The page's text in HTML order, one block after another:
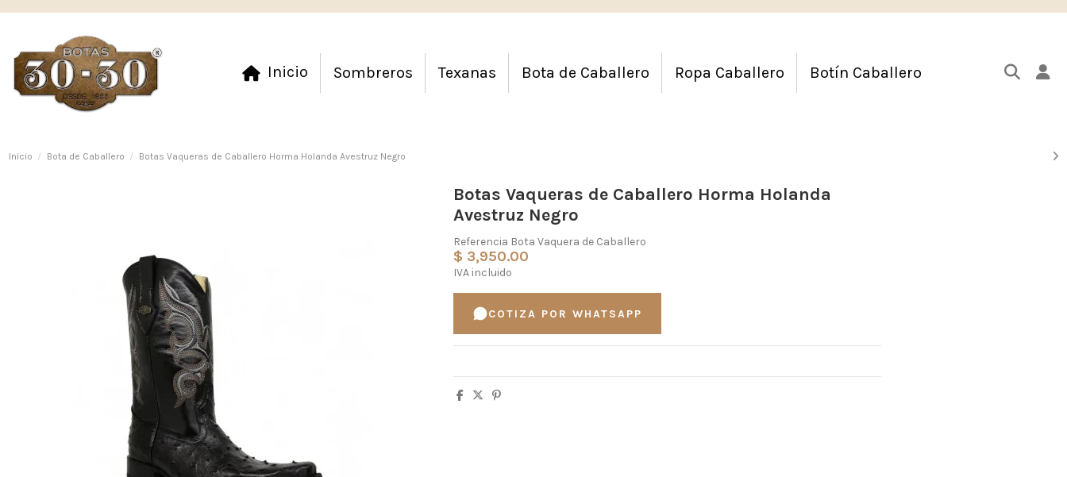
Inicio Sombreros Texanas Bota de Caballero Ropa Caballero Botín Caballero
Inicio Bota de Caballero Botas Vaqueras de Caballero Horma Holanda Avestruz Negro
Botas Vaqueras de Caballero Horma Holanda
Avestruz Negro
Referencia Bota Vaquera de Caballero
$ 3,950.00
IVA incluido
COTIZA POR WHATSAPP